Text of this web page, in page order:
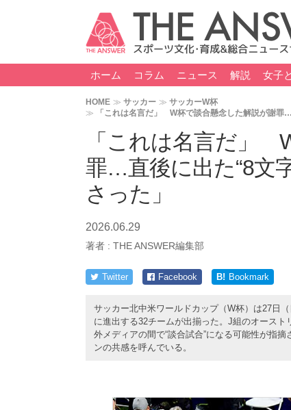
ホーム コラム ニュース 解説 女子
HOME サッカー
サッカーW杯
「これは名言だ」 W杯で談合懸念した解説が謝罪
「これは名言だ」
罪…直後に出た“8文
さった」
2026.06.29
著者 : THE ANSWER編集部
Twitter Facebook B! Bookmark
サッカー北中米ワールドカップ（W杯）は27日
に進出する32チームが出揃った。J組のオース
外メディアの間で“談合試合”になる可能性が指
ンの共感を呼んでいる。